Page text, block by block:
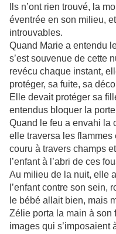
Ils n’ont rien trouvé, la
éventrée en son milieu,
introuvables.
Quand Marie a entendu
s’est souvenue de cette
revécu chaque instant,
protéger, sa fuite, sa
Elle devait protéger sa
entendus bloquer la
Quand le feu a envahi la
elle traversa les flammes
couru à travers champs
l’enfant à l’abri de ces
Au milieu de la nuit, elle
l’enfant contre son sein,
le bébé allait bien, mais
Zélie porta la main à son
images qui s’imposaient